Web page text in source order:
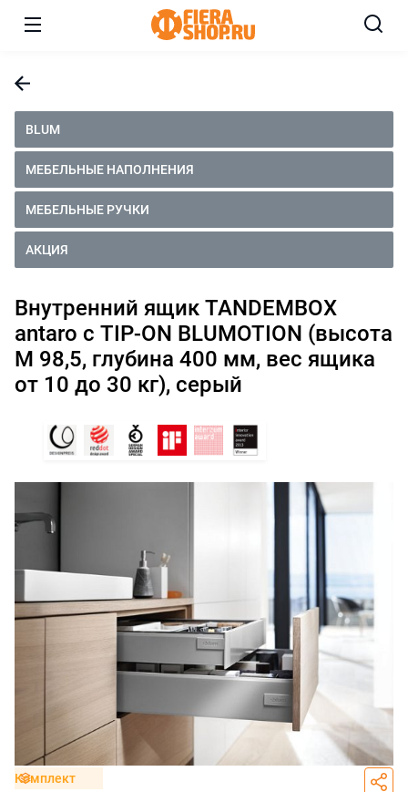
BLUM
МЕБЕЛЬНЫЕ НАПОЛНЕНИЯ
МЕБЕЛЬНЫЕ РУЧКИ
АКЦИЯ
Внутренний ящик TANDEMBOX
antaro с TIP-ON BLUMOTION (высота
М 98,5, глубина 400 мм, вес ящика
от 10 до 30 кг), серый
Комплект